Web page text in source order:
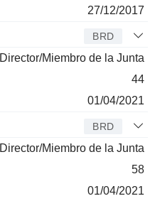
27/12/2017
BRD
Director/Miembro de la Junta
44
01/04/2021
BRD
Director/Miembro de la Junta
58
01/04/2021